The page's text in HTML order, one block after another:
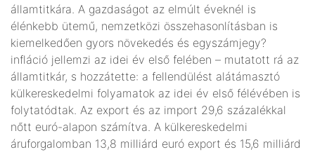
államtitkára. A gazdaságot az elmúlt éveknél is
élénkebb ütemű, nemzetközi összehasonlításban is
kiemelkedően gyors növekedés és egyszámjegy?
infláció jellemzi az idei év első felében – mutatott rá az
államtitkár, s hozzátette: a fellendülést alátámasztó
külkereskedelmi folyamatok az idei év első félévében is
folytatódtak. Az export és az import 29,6 százalékkal
nőtt euró-alapon számítva. A külkereskedelmi
áruforgalomban 13,8 milliárd euró export és 15,6 milliárd